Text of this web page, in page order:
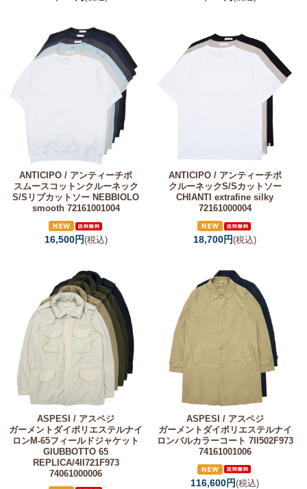
ANTICIPO / アンティーチポ
スムースコットンクルーネック
S/Sリブカットソー NEBBIOLO
smooth 72161001004
16,500円(税込)
ANTICIPO / アンティーチポ
クルーネックS/Sカットソー
CHIANTI extrafine silky
72161000004
18,700円(税込)
ASPESI / アスペジ
ガーメントダイポリエステルナイ
ロンM-65フィールドジャケット
GIUBBOTTO 65
REPLICA/4II721F973
74061000006
ASPESI / アスペジ
ガーメントダイポリエステルナイ
ロンバルカラーコート 7II502F973
74161001006
116,600円(税込)